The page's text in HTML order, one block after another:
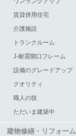
賃貸併用住宅
介護施設
トランクルーム
J-耐震開口フレーム
設備のグレードアップ
クオリティ
職人の技
ただいま建築中
建物修繕・リフォーム